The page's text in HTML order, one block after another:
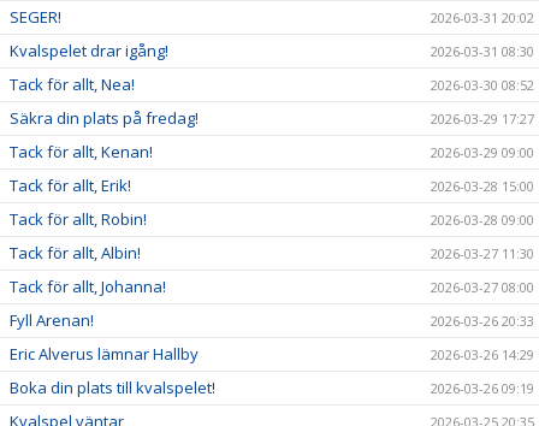
SEGER! 2026-03-31 20:02
Kvalspelet drar igång! 2026-03-31 08:30
Tack för allt, Nea! 2026-03-30 08:52
Säkra din plats på fredag! 2026-03-29 17:27
Tack för allt, Kenan! 2026-03-29 09:00
Tack för allt, Erik! 2026-03-28 15:00
Tack för allt, Robin! 2026-03-28 09:00
Tack för allt, Albin! 2026-03-27 11:30
Tack för allt, Johanna! 2026-03-27 08:00
Fyll Arenan! 2026-03-26 20:33
Eric Alverus lämnar Hallby 2026-03-26 14:29
Boka din plats till kvalspelet! 2026-03-26 09:19
Kvalspel väntar 2026-03-25 20:35